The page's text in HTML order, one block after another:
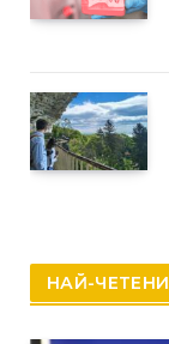
НАЙ-ЧЕТЕНИ